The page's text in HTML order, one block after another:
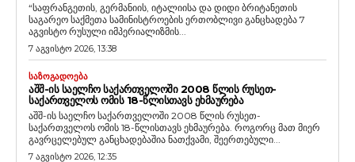
“საფრანგეთის, გერმანიის, იტალიისა და დიდი ბრიტანეთის
საგარეო საქმეთა სამინისტროების ერთობლივი განცხადება 7
აგვისტო რუსული იმპერიალიზმის...
7 აგვისტო 2026, 13:38
ᲡᲐᲖᲝᲒᲐᲓᲝᲔᲑᲐ
ᲐᲨᲨ-ᲘᲡ ᲡᲐᲔᲚᲩᲝ ᲡᲐᲥᲐᲠᲗᲕᲔᲚᲝᲨᲘ 2008 ᲬᲚᲘᲡ ᲠᲣᲡᲔᲗ-
ᲡᲐᲥᲐᲠᲗᲕᲔᲚᲝᲡ ᲝᲛᲘᲡ 18-ᲬᲚᲘᲡᲗᲐᲕᲡ ᲔᲮᲛᲐᲣᲠᲔᲑᲐ
აშშ-ის საელჩო საქართველოში 2008 წლის რუსეთ-
საქართველოს ომის 18-წლისთავს ეხმაურება. როგორც მათ მიერ
გავრცელებულ განცხადებაშია ნათქვამი, შეერთებული...
7 აგვისტო 2026, 12:35